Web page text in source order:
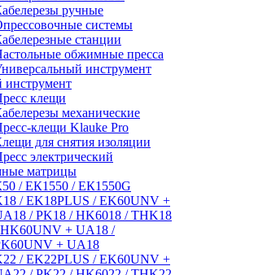
ручные
системы
станции
обжимные пресса
инструмент
инструмент
клещи
механические
клещи Klauke Pro
для снятия изоляции
электрический
матрицы
/ ЕК1550 / ЕК1550G
/ EK18PLUS / EK60UNV +
/ PK18 / HK6018 / THK18
+ UA18 /
+ UA18
/ EK22PLUS / EK60UNV +